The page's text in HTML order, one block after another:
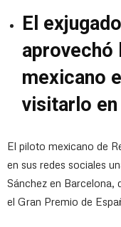
El
aprovechó
mexicano
visitarlo
El piloto mexicano de
en sus redes sociales
Sánchez en Barcelona,
el Gran Premio de